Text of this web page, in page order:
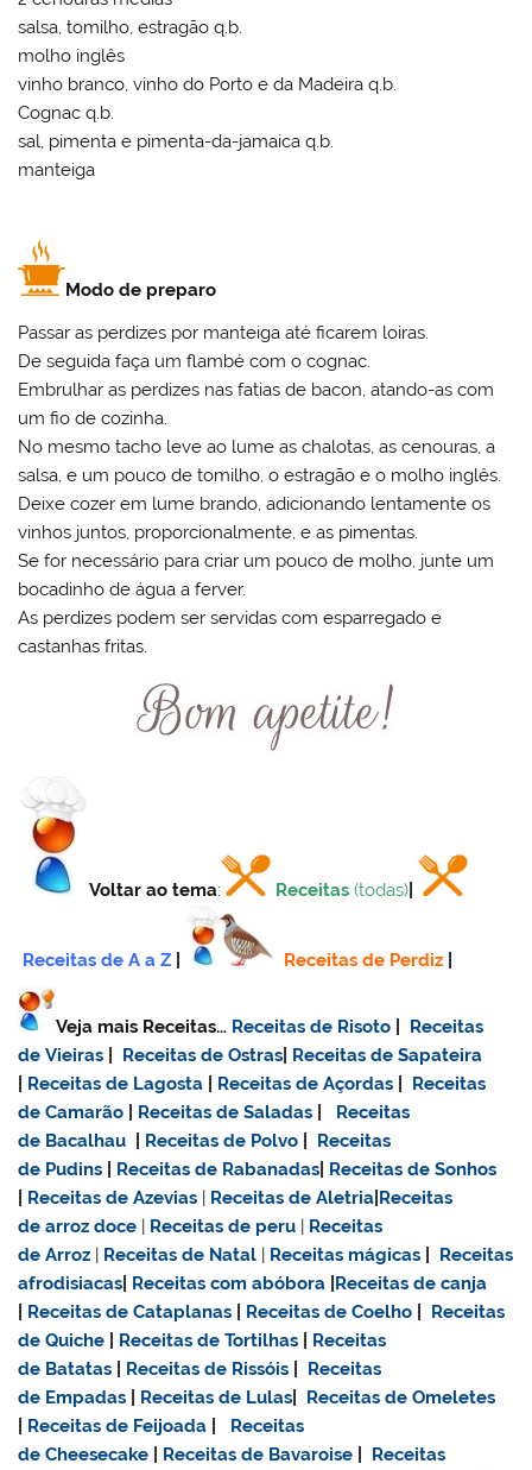
salsa, tomilho, estragão q.b.
molho inglês
vinho branco, vinho do Porto e da Madeira q.b.
Cognac q.b.
sal, pimenta e pimenta-da-jamaica q.b.
manteiga
Modo de preparo
Passar as perdizes por manteiga até ficarem loiras.
De seguida faça um flambé com o cognac.
Embrulhar as perdizes nas fatias de bacon, atando-as com
um fio de cozinha.
No mesmo tacho leve ao lume as chalotas, as cenouras, a
salsa, e um pouco de tomilho, o estragão e o molho inglês.
Deixe cozer em lume brando, adicionando lentamente os
vinhos juntos, proporcionalmente, e as pimentas.
Se for necessário para criar um pouco de molho, junte um
bocadinho de água a ferver.
As perdizes podem ser servidas com esparregado e
castanhas fritas.
Voltar ao tema: Receitas (todas)
Receitas de A a Z Receitas de Perdiz
Veja mais Receitas… Receitas de Risoto
Receitas
de Vieiras
Receitas de Ostras
Receitas de Sapateira
Receitas de Lagosta Receitas de Açordas
Receitas
de Camarão
Receitas de Saladas
Receitas
de Bacalhau
Receitas de Polvo
Receitas
de Pudins
Receitas de Rabanadas
Receitas de Sonhos
Receitas de Azevias Receitas de Aletria Receitas
dearroz doce Receitas de peru
Receitas
de Arroz
Receitas de Natal Receitas mágicas
Receitas
afrodisiacas
Receitas com abóbora
Receitas de canja
Receitas de Cataplanas Receitas de Coelho
Receitas
de Quiche
Receitas de Tortilhas
Receitas
de Batatas
Receitas de Rissóis
Receitas
de Empadas
Receitas de Lulas
Receitas de Omeletes
Receitas de Feijoada
Receitas
de Cheesecake
Receitas de Bavaroise
Receitas